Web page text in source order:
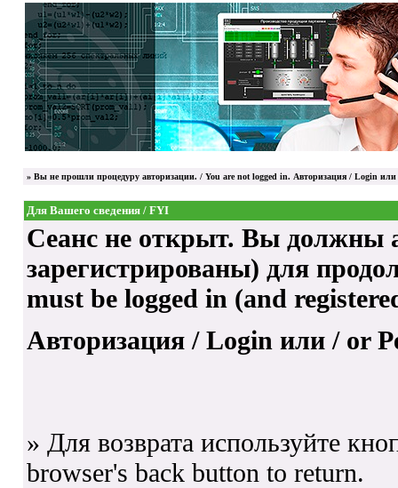
» Вы не прошли процедуру авторизации. / You are not logged in. Авторизация / Login
Для Вашего сведения / FYI
Сеанс не открыт. Вы должны
зарегистрированы) для
must be logged in (and
Авторизация / Login или / or
» Для возврата используйте
browser's back button to return.